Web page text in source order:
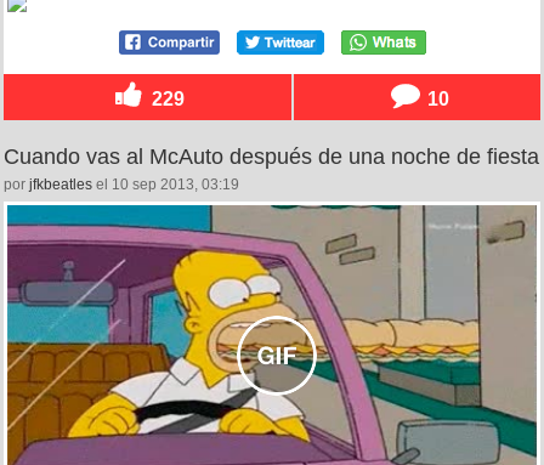
229 10
Cuando vas al McAuto después de una noche de fiesta
por jfkbeatles el 10 sep 2013, 03:19